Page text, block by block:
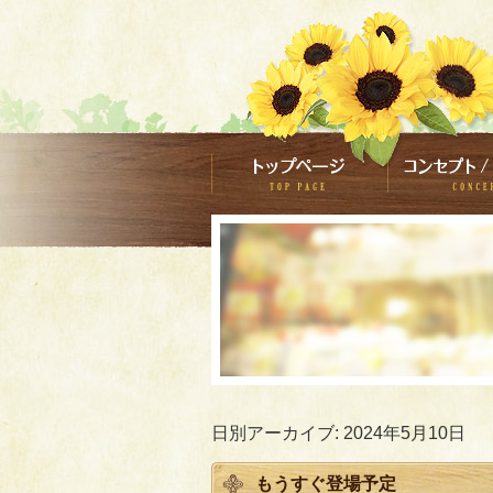
日別アーカイブ: 2024年5月10日
もうすぐ登場予定